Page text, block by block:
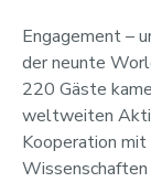
Engagement –
der neunte
220 Gäste
weltweiten
Kooperation